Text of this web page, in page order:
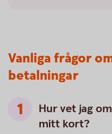
Vanliga frågor
betalningar
Hur vet jag
mitt kort?